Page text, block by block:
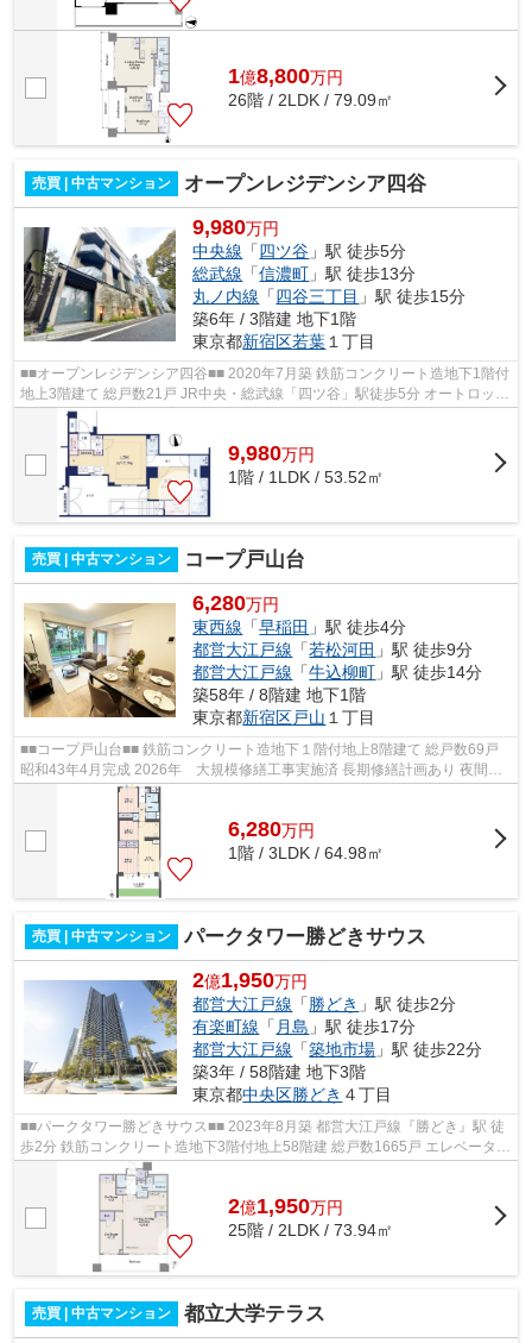
1億8,800万円
26階 / 2LDK / 79.09㎡
売買 | 中古マンション オープンレジデンシア四谷
9,980万円
中央線 「四ツ谷 」駅 徒歩5分
総武線 「信濃町 」駅 徒歩13分
丸ノ内線 「四谷三丁目 」駅 徒歩15分
築6年 / 3階建 地下1階
東京都新宿区若葉 １丁目
■■オープンレジデンシア四谷■■ 2020年7月築 鉄筋コンクリート造地下1階付
地上3階建て 総戸数21戸 JR中央・総武線「四ツ谷」駅徒歩5分 オートロック
宅配ボックス ペット飼育可能
9,980万円
1階 / 1LDK / 53.52㎡
売買 | 中古マンション コープ戸山台
6,280万円
東西線 「早稲田 」駅 徒歩4分
都営大江戸線 「若松河田 」駅 徒歩9分
都営大江戸線 「牛込柳町 」駅 徒歩14分
築58年 / 8階建 地下1階
東京都新宿区戸山 １丁目
■■コープ戸山台■■ 鉄筋コンクリート造地下１階付地上8階建て 総戸数69戸
昭和43年4月完成 2026年 大規模修繕工事実施済 長期修繕計画あり 夜間オ
ートロック 宅配ボックス ペット...
6,280万円
1階 / 3LDK / 64.98㎡
売買 | 中古マンション パークタワー勝どきサウス
2億1,950万円
都営大江戸線 「 勝どき 」駅 徒歩2分
有楽町線 「 月島 」駅 徒歩17分
都営大江戸線 「築地市場 」駅 徒歩22分
築3年 / 58階建 地下3階
東京都中央区勝どき ４丁目
■■パークタワー勝どきサウス■■ 2023年8月築 都営大江戸線『勝どき』駅 徒
歩2分 鉄筋コンクリート造地下3階付地上58階建 総戸数1665戸 エレベーター
2基以上完備 ダブルオートロック ...
2億1,950万円
25階 / 2LDK / 73.94㎡
売買 | 中古マンション 都立大学テラス